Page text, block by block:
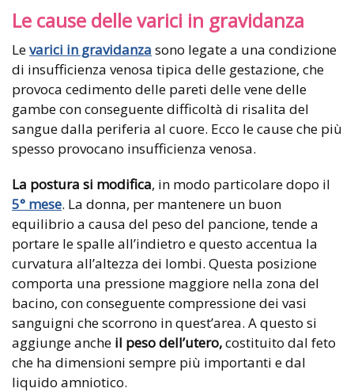
Le cause delle varici in gravidanza
Levarici in gravidanza sono legate a una condizione
di insufficienza venosa tipica delle gestazione, che
provoca cedimento delle pareti delle vene delle
gambe con conseguente difficoltà di risalita del
sangue dalla periferia al cuore. Ecco le cause che più
spesso provocano insufficienza venosa.
La postura si modifica, in modo particolare dopo il
5° mese. La donna, per mantenere un buon
equilibrio a causa del peso del pancione, tende a
portare le spalle all’indietro e questo accentua la
curvatura all’altezza dei lombi. Questa posizione
comporta una pressione maggiore nella zona del
bacino, con conseguente compressione dei vasi
sanguigni che scorrono in quest’area. A questo si
aggiunge anche il peso dell’utero,costituito dal feto
che ha dimensioni sempre più importanti e dal
liquido amniotico.